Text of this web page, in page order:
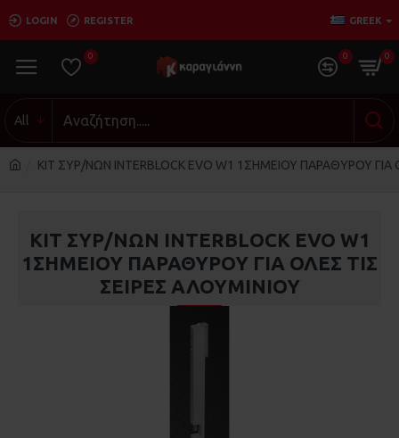
LOGIN REGISTER GREEK
0 0 0
All
ΚΙΤ ΣΥΡ/ΝΩΝ INTERBLOCK EVO W1 1ΣΗΜΕΙOY ΠΑΡΑΘΥΡΟΥ
ΚΙΤ ΣΥΡ/ΝΩΝ INTERBLOCK EVO W1
1ΣΗΜΕΙOY ΠΑΡΑΘΥΡΟΥ ΓΙΑ ΟΛΕΣ ΤΙΣ
ΣΕΙΡΕΣ ΑΛΟΥΜΙΝΙΟΥ